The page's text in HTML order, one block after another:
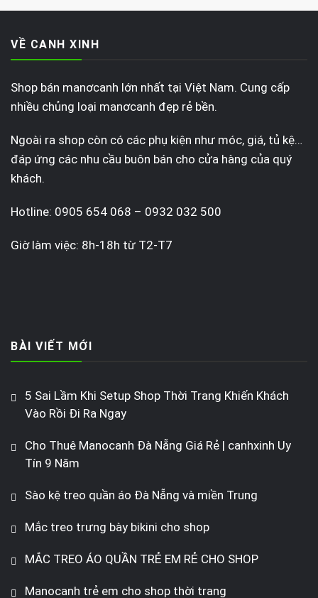
VỀ CANH XINH
Shop bán manơcanh lớn nhất tại Việt Nam. Cung cấp
nhiều chủng loại manơcanh đẹp rẻ bền.
Ngoài ra shop còn có các phụ kiện như móc, giá, tủ kệ…
đáp ứng các nhu cầu buôn bán cho cửa hàng của quý
khách.
Hotline: 0905 654 068 – 0932 032 500
Giờ làm việc: 8h-18h từ T2-T7
BÀI VIẾT MỚI
5 Sai Lầm Khi Setup Shop Thời Trang Khiến Khách
Vào Rồi Đi Ra Ngay
Cho Thuê Manocanh Đà Nẵng Giá Rẻ | canhxinh Uy
Tín 9 Năm
Sào kệ treo quần áo Đà Nẵng và miền Trung
Mắc treo trưng bày bikini cho shop
MẮC TREO ÁO QUẦN TRẺ EM RẺ CHO SHOP
Manocanh trẻ em cho shop thời trang